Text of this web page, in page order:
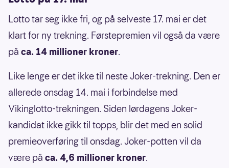
Lotto tar seg ikke fri, og på selveste 17. mai er det
klart for ny trekning. Førstepremien vil også da være
på ca. 14 millioner kroner.
Like lenge er det ikke til neste Joker-trekning. Den er
allerede onsdag 14. mai i forbindelse med
Vikinglotto-trekningen. Siden lørdagens Joker-
kandidat ikke gikk til topps, blir det med en solid
premieoverføring til onsdag. Joker-potten vil da
være på ca. 4,6 millioner kroner.